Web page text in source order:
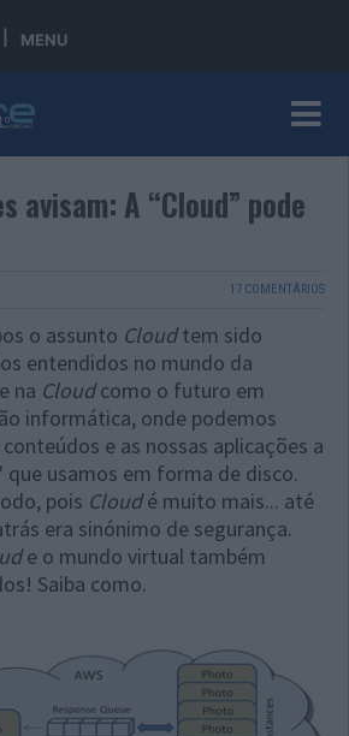
MENU
avisam: A “Cloud” pode
17 COMENTÁRIOS
o assunto Cloudtem sido
entendidos no mundo da
na Cloudcomo o futuro em
informática, onde podemos
e as nossas aplicações a
que usamos em forma de disco.
pois Cloudé muito mais... até
era sinónimo de segurança.
e o mundo virtual também
Saiba como.